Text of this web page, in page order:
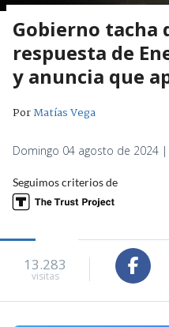
Gobierno tacha
respuesta de
y anuncia que
PorMatías Vega
Domingo 04 agosto de 2024 |
Seguimos criterios de
13.283
visitas